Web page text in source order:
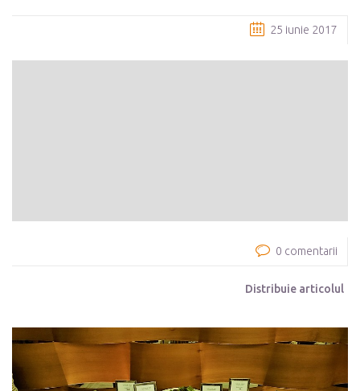
25 iunie 2017
0 comentarii
Distribuie articolul